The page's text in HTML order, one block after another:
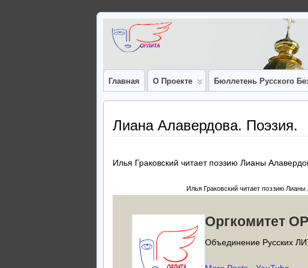
Главная О Проекте Бюллетень Русского
Лиана Алавердова. Поэзия.
Илья Граковский читает поэзию Лианы
Илья Граковский читает поэзию Лианы
Оргкомитет
Объединение Русских